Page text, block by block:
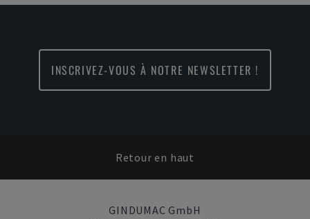
INSCRIVEZ-VOUS À NOTRE NEWSLETTER !
Retour en haut
GINDUMAC GmbH